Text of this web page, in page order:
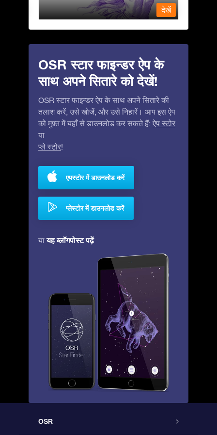
देखें
OSR स्टार फाइन्डर ऐप के
साथ अपने सितारे को देखें!
OSR स्टार फाइन्डर ऐप के साथ अपने सितारे की
तलाश करें, उसे खोजें, और उसे निहारें। आप इस ऐप
को मुफ़्त में यहाँ से डाउनलोड कर सकते हैं: ऐप स्टोर
या
प्ले स्टोर!
एपस्टोर में डाउनलोड करें
प्लेस्टोर में डाउनलोड करें
यायह ब्लॉगपोस्ट पढ़ें
OSR